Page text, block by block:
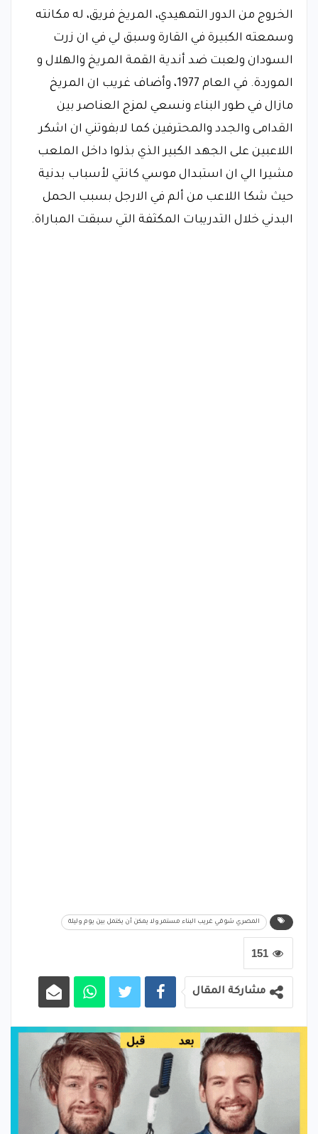
الخروج من الدور التمهيدي، المريخ فريق، له مكانته
وسمعته الكبيرة في القارة وسبق لي في ان زرت
السودان ولعبت ضد أندية القمة المريخ والهلال و
الموردة. في العام 1977، وأضاف غريب ان المريخ
مازال في طور البناء ونسعي لمزج العناصر بين
القدامى والجدد والمحترفين كما لابفوتني ان اشكر
اللاعبين على الجهد الكبير الذي بذلوا داخل الملعب
مشيرا الي ان استبدال موسي كانتي لأسباب بدنية
حيث شكا اللاعب من ألم في الارجل بسبب الحمل
البدني خلال التدريبات المكثفة التي سبقت المباراة.
المصري شوقي غريب البناء مستمر ولا يمكن أن يكتمل بين يوم وليلة
151
مشاركة المقال